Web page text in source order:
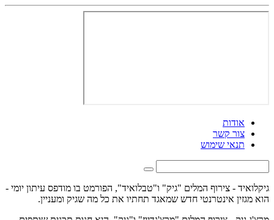
אודות
צור קשר
תנאי שימוש
גיקלואיד - צירוף המלים "גיק" ו"טבלואיד", הפורמט בו מודפס עיתון יומי -
הוא מגזין אינטרנטי חדש שמאגד תחתיו את כל מה שגיק ומעניין.